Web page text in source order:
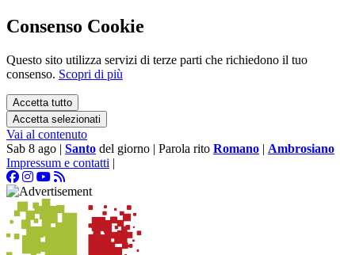
Consenso Cookie
Questo sito utilizza servizi di terze parti che richiedono il tuo
consenso. Scopri di più
Accetta tutto
Accetta selezionati
Vai al contenuto
Sab 8 ago | Santo del giorno | Parola rito Romano | Ambrosiano
Impressum e contatti |